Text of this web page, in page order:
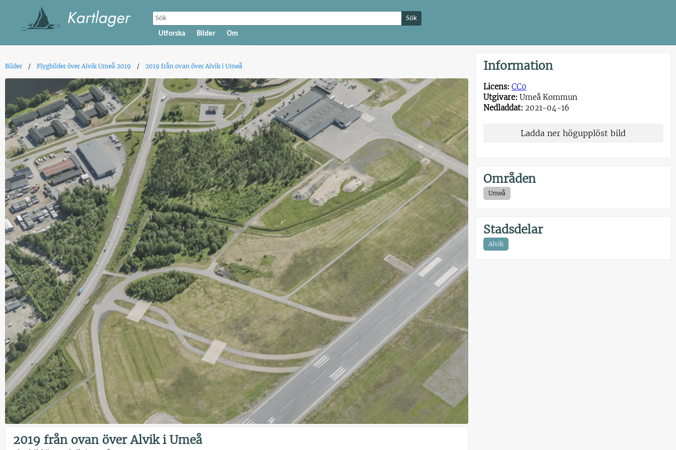
Sök
Utforska Bilder Om
Bilder Flygbilder över Alvik Umeå 2019 2019 från ovan över Alvik i Umeå
2019 från ovan över Alvik i Umeå
Information
Licens: CC0
Utgivare: Umeå Kommun
Nedladdat: 2021-04-16
Ladda ner högupplöst bild
Områden
Umeå
Stadsdelar
Alvik